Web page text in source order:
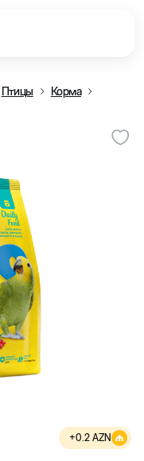
Птицы
Корма
+0.2 AZN